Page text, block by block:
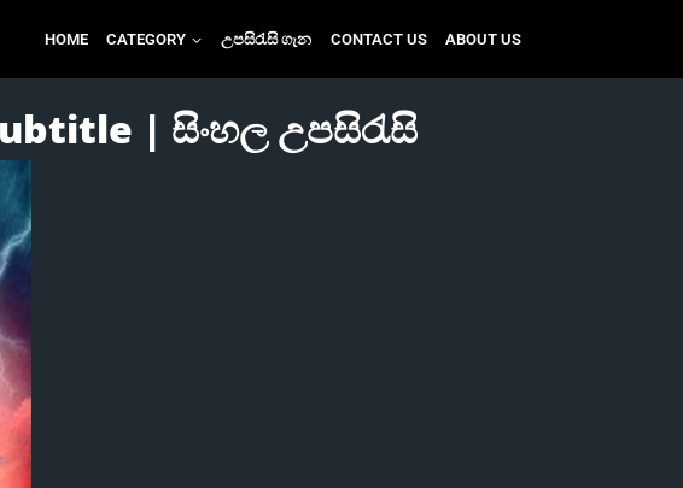
HOME CATEGORY උපසිරැසි ගැන CONTACT US ABOUT US
| සිංහල උපසිරැසි